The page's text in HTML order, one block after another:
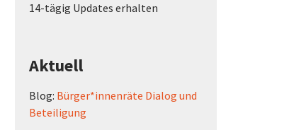
14-tägig Updates erhalten
Aktuell
Blog: Bürger*innenräte Dialog und
Beteiligung